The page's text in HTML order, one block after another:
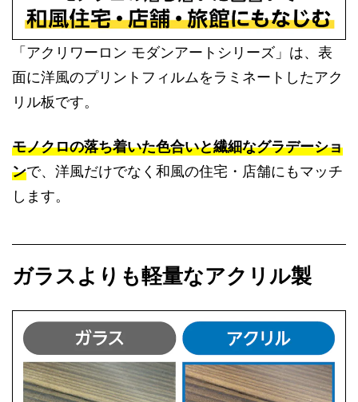
「アクリワーロン モダンアートシリーズ」は、表
面に洋風のプリントフィルムをラミネートしたアク
リル板です。
モノクロの落ち着いた色合いと繊細なグラデーショ
ンで、洋風だけでなく和風の住宅・店舗にもマッチ
します。
ガラスよりも軽量なアクリル製